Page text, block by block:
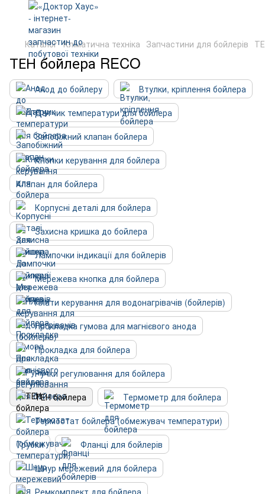
Каталог Кліматична техніка Запчастини для бойлерів
ТЕН бойлера RECO
Анод до бойлеру
Втулки, кріплення бойлера
Датчик температури для бойлера
Запобіжний клапан бойлера
Кнопки керування для бойлера
Клапан для бойлера
Корпусні деталі для бойлера
Захисна кришка до бойлера
Лампочки індикації для бойлерів
Мережева кнопка для бойлера
Плати керування для водонагрівачів (бойлерів)
Прокладка гумова для магнієвого анода
Прокладка для бойлера
Ручки регулювання для бойлера
ТЕН бойлера
Термометр для бойлера
Термостат бойлера (обмежувач температури)
Трубки
Фланці для бойлерів
Шнур мережевий для бойлера
Ремкомплект для бойлера